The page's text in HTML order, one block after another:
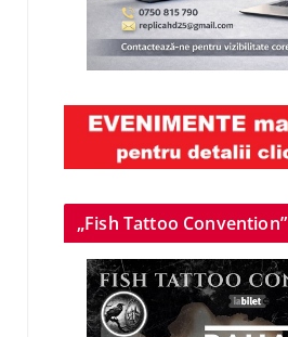
„Fish Tattoo Convention”